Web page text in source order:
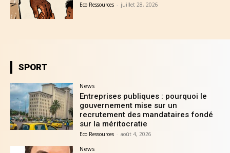
Eco Ressources - juillet 28, 2026
SPORT
News
Entreprises publiques : pourquoi le
gouvernement mise sur un
recrutement des mandataires fondé
sur la méritocratie
Eco Ressources - août 4, 2026
News